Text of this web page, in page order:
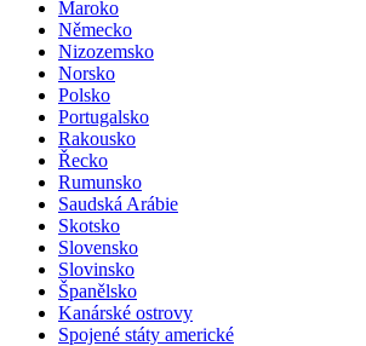
Maroko
Německo
Nizozemsko
Norsko
Polsko
Portugalsko
Rakousko
Řecko
Rumunsko
Saudská Arábie
Skotsko
Slovensko
Slovinsko
Španělsko
Kanárské ostrovy
Spojené státy americké